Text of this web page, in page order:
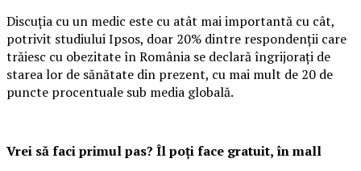
Discuția cu un medic este cu atât mai importantă cu cât,
potrivit studiului Ipsos, doar 20% dintre respondenții care
trăiesc cu obezitate în România se declară îngrijorați de
starea lor de sănătate din prezent, cu mai mult de 20 de
puncte procentuale sub media globală.
Vrei să faci primul pas? Îl poți face gratuit, în mall